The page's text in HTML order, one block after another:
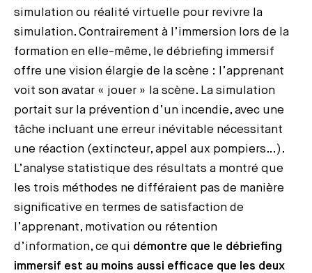
simulation ou réalité virtuelle pour revivre la
simulation. Contrairement à l’immersion lors de la
formation en elle-même, le débriefing immersif
offre une vision élargie de la scène : l’apprenant
voit son avatar « jouer » la scène. La simulation
portait sur la prévention d’un incendie, avec une
tâche incluant une erreur inévitable nécessitant
une réaction (extincteur, appel aux pompiers…).
L’analyse statistique des résultats a montré que
les trois méthodes ne différaient pas de manière
significative en termes de satisfaction de
l’apprenant, motivation ou rétention
d’information, ce qui démontre que le débriefing
immersif est au moins aussi efficace que les deux